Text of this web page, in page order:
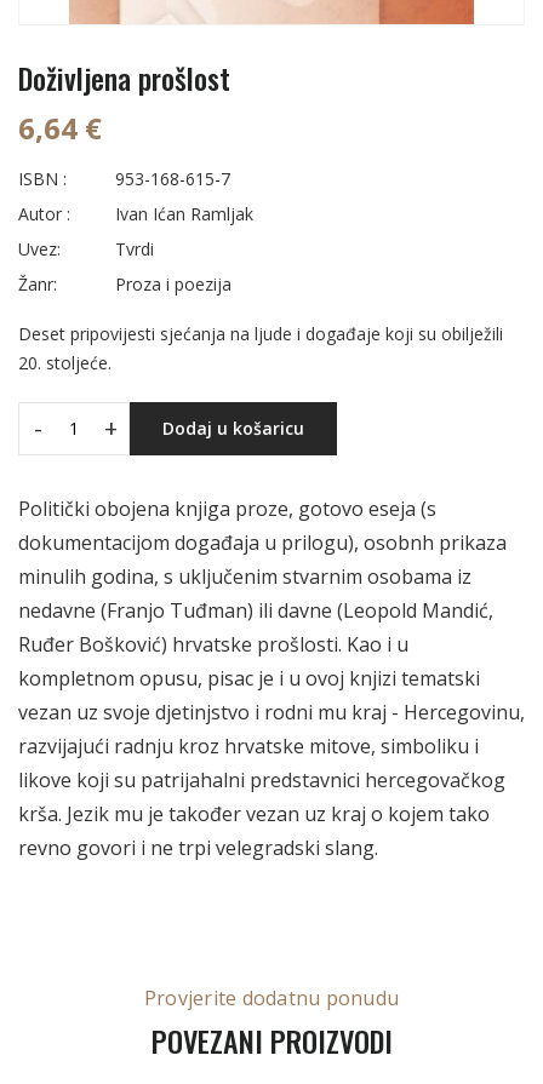
Doživljena prošlost
6,64 €
ISBN :
953-168-615-7
Autor :
Ivan Ićan Ramljak
Uvez:
Tvrdi
Žanr:
Proza i poezija
Deset pripovijesti sjećanja na ljude i događaje koji su obilježili
20. stoljeće.
- + Dodaj u košaricu
Politički obojena knjiga proze, gotovo eseja (s
dokumentacijom događaja u prilogu), osobnh prikaza
minulih godina, s uključenim stvarnim osobama iz
nedavne (Franjo Tuđman) ili davne (Leopold Mandić,
Ruđer Bošković) hrvatske prošlosti. Kao i u
kompletnom opusu, pisac je i u ovoj knjizi tematski
vezan uz svoje djetinjstvo i rodni mu kraj - Hercegovinu,
razvijajući radnju kroz hrvatske mitove, simboliku i
likove koji su patrijahalni predstavnici hercegovačkog
krša. Jezik mu je također vezan uz kraj o kojem tako
revno govori i ne trpi velegradski slang.
Provjerite dodatnu ponudu
POVEZANI PROIZVODI